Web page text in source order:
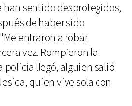
han sentido desprotegidos,
de haber sido
entraron a robar
vez. Rompieron la
policía llegó, alguien salió
quien vive sola con